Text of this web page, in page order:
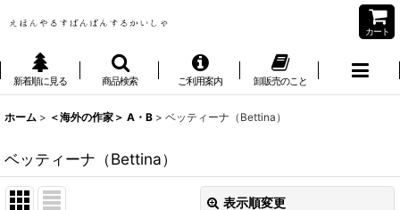
カート
新着順に見る 商品検索 ご利用案内 卸販売のこと
ホーム > ＜海外の作家＞ A・B > ベッティーナ（Bettina）
ベッティーナ（Bettina）
表示順変更